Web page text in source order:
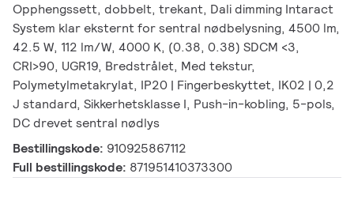
Opphengssett, dobbelt, trekant, Dali dimming Intaract
System klar eksternt for sentral nødbelysning, 4500 lm,
42.5 W, 112 lm/W, 4000 K, (0.38, 0.38) SDCM <3,
CRI>90, UGR19, Bredstrålet, Med tekstur,
Polymetylmetakrylat, IP20 | Fingerbeskyttet, IK02 | 0,2
J standard, Sikkerhetsklasse I, Push-in-kobling, 5-pols,
DC drevet sentral nødlys
Bestillingskode: 910925867112
Full bestillingskode: 871951410373300